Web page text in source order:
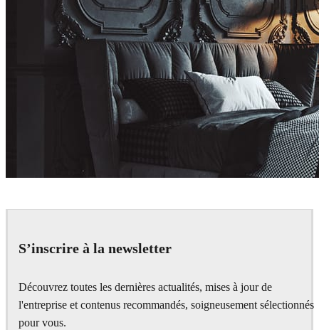
S’inscrire à la newsletter
Découvrez toutes les dernières actualités, mises à jour de
l'entreprise et contenus recommandés, soigneusement sélectionnés
pour vous.